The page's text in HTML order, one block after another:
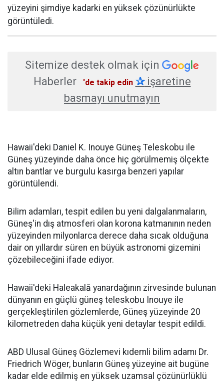
yüzeyini şimdiye kadarki en yüksek çözünürlükte
görüntüledi.
Sitemize destek olmak için
Haberler
'de takip edin ✰işaretine
basmayı unutmayın
Hawaii'deki Daniel K. Inouye Güneş Teleskobu ile
Güneş yüzeyinde daha önce hiç görülmemiş ölçekte
altın bantlar ve burgulu kasırga benzeri yapılar
görüntülendi.
Bilim adamları, tespit edilen bu yeni dalgalanmaların,
Güneş'in dış atmosferi olan korona katmanının neden
yüzeyinden milyonlarca derece daha sıcak olduğuna
dair on yıllardır süren en büyük astronomi gizemini
çözebileceğini ifade ediyor.
Hawaii'deki Haleakalā yanardağının zirvesinde bulunan
dünyanın en güçlü güneş teleskobu Inouye ile
gerçekleştirilen gözlemlerde, Güneş yüzeyinde 20
kilometreden daha küçük yeni detaylar tespit edildi.
ABD Ulusal Güneş Gözlemevi kıdemli bilim adamı Dr.
Friedrich Wöger, bunların Güneş yüzeyine ait bugüne
kadar elde edilmiş en yüksek uzamsal çözünürlüklü